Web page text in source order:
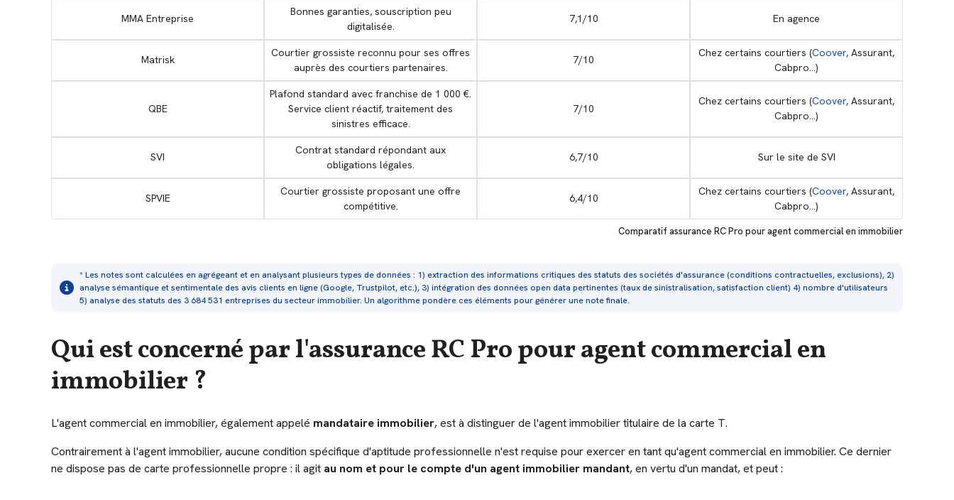
MMA Entreprise
Bonnes garanties, souscription peu
digitalisée.
7,1/10 En agence
Matrisk
Courtier grossiste reconnu pour ses offres
auprès des courtiers partenaires.
7/10
Chez certains courtiers (Coover, Assurant,
Cabpro...)
QBE
Plafond standard avec franchise de 1 000 €.
Service client réactif, traitement des
sinistres efficace.
7/10
Chez certains courtiers (Coover, Assurant,
Cabpro...)
SVI
Contrat standard répondant aux
obligations légales.
6,7/10 Sur le site de SVI
SPVIE
Courtier grossiste proposant une offre
compétitive.
6,4/10
Chez certains courtiers (Coover, Assurant,
Cabpro...)
Comparatif assurance RC Pro pour agent commercial en immobilier
* Les notes sont calculées en agrégeant et en analysant plusieurs types de données : 1) extraction des informations critiques des statuts des sociétés d'assurance (conditions contractuelles, exclusions), 2)
analyse sémantique et sentimentale des avis clients en ligne (Google, Trustpilot, etc.), 3) intégration des données open data pertinentes (taux de sinistralisation, satisfaction client) 4) nombre d'utilisateurs
5) analyse des statuts des 3 684 531 entreprises du secteur immobilier. Un algorithme pondère ces éléments pour générer une note finale.
Qui est concerné par l'assurance RC Pro pour agent commercial en
immobilier ?
L'agent commercial en immobilier, également appelé mandataire immobilier, est à distinguer de l'agent immobilier titulaire de la carte T.
Contrairement à l'agent immobilier, aucune condition spécifique d'aptitude professionnelle n'est requise pour exercer en tant qu'agent commercial en immobilier. Ce dernier
ne dispose pas de carte professionnelle propre : il agit au nom et pour le compte d'un agent immobilier mandant, en vertu d'un mandat, et peut :